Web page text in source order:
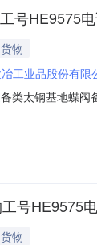
号HE9575
货物
工业品股份有限
类太钢基地蝶
号HE9575
货物